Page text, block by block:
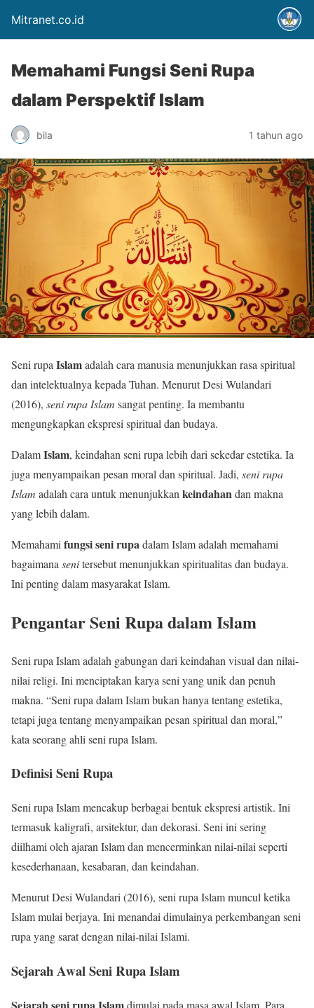
Mitranet.co.id
Memahami Fungsi Seni Rupa
dalam Perspektif Islam
bila 1 tahun ago
Seni rupa Islamadalah cara manusia menunjukkan rasa spiritual
dan intelektualnya kepada Tuhan. Menurut Desi Wulandari
(2016), seni rupa Islam sangat penting. Ia membantu
mengungkapkan ekspresi spiritual dan budaya.
DalamIslam, keindahan seni rupa lebih dari sekedar estetika. Ia
juga menyampaikan pesan moral dan spiritual. Jadi, seni rupa
Islam adalah cara untuk menunjukkan keindahandan makna
yang lebih dalam.
Memahami fungsi seni rupadalam Islam adalah memahami
bagaimana senitersebut menunjukkan spiritualitas dan budaya.
Ini penting dalam masyarakat Islam.
Pengantar Seni Rupa dalam Islam
Seni rupa Islam adalah gabungan dari keindahan visual dan nilai-
nilai religi. Ini menciptakan karya seni yang unik dan penuh
makna. “Seni rupa dalam Islam bukan hanya tentang estetika,
tetapi juga tentang menyampaikan pesan spiritual dan moral,”
kata seorang ahli seni rupa Islam.
Definisi Seni Rupa
Seni rupa Islam mencakup berbagai bentuk ekspresi artistik. Ini
termasuk kaligrafi, arsitektur, dan dekorasi. Seni ini sering
diilhami oleh ajaran Islam dan mencerminkan nilai-nilai seperti
kesederhanaan, kesabaran, dan keindahan.
Menurut Desi Wulandari (2016), seni rupa Islam muncul ketika
Islam mulai berjaya. Ini menandai dimulainya perkembangan seni
rupa yang sarat dengan nilai-nilai Islami.
Sejarah Awal Seni Rupa Islam
Sejarah seni rupa Islamdimulai pada masa awal Islam. Para